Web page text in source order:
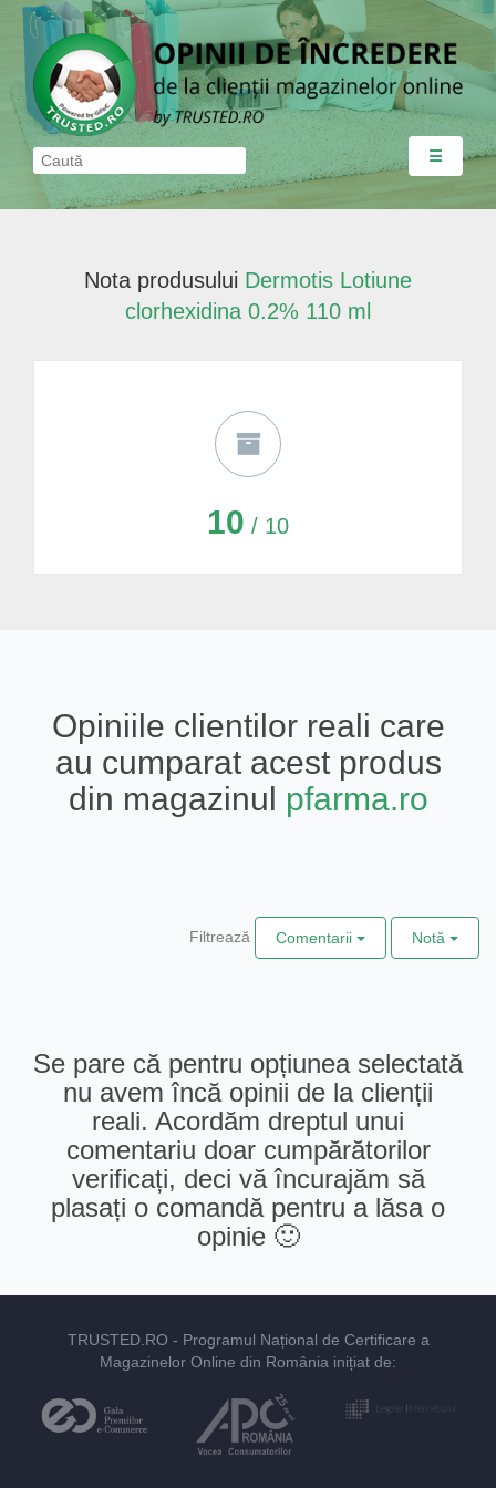
☰
Nota produsului Dermotis Lotiune
clorhexidina 0.2% 110 ml
10 / 10
Opiniile clientilor reali care
au cumparat acest produs
din magazinul pfarma.ro
Filtrează Comentarii Notă
Se pare că pentru opțiunea selectată
nu avem încă opinii de la clienții
reali. Acordăm dreptul unui
comentariu doar cumpărătorilor
verificați, deci vă încurajăm să
plasați o comandă pentru a lăsa o
opinie 🙂
TRUSTED.RO - Programul Național de Certificare a
Magazinelor Online din România inițiat de: